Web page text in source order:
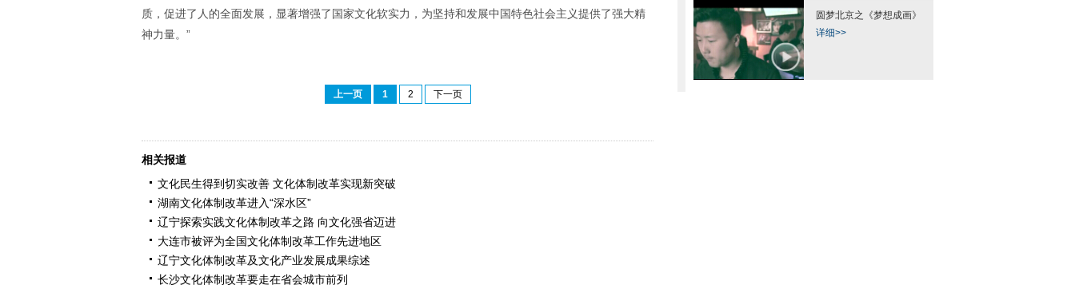
质，促进了人的全面发展，显著增强了国家文化软实力，为坚持和发展中国特色社会主义提供了强大精
神力量。”
上一页 1 2 下一页
相关报道
文化民生得到切实改善 文化体制改革实现新突破
湖南文化体制改革进入“深水区”
辽宁探索实践文化体制改革之路 向文化强省迈进
大连市被评为全国文化体制改革工作先进地区
辽宁文化体制改革及文化产业发展成果综述
长沙文化体制改革要走在省会城市前列
圆梦北京之《梦想成画》
详细>>